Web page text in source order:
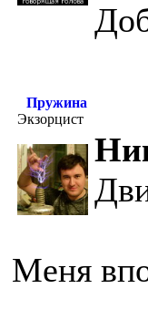
Пружина
Экзорцист
Меня